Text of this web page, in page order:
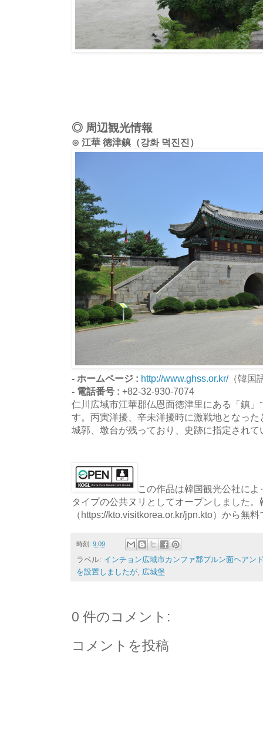
◎ 周辺観光情報
⊙ 江華 徳津鎮（강화 덕진진）
- ホームページ : http://www.ghss.or.kr/（韓国
- 電話番号 : +82-32-930-7074
仁川広域市江華郡仏恩面徳津里にある「鎮
す。丙寅洋擾、辛未洋擾時に激戦地となっ
城郭、墩台が残っており、史跡に指定されて
この作品は韓国観光公社に
タイプの公共ヌリとしてオープンしました。
（https://kto.visitkorea.or.kr/jpn.kto）から無
時刻: 9:09
ラベル: インチョン広域市カンファ郡プルン面ヘアン
を設置しましたが 広城堡
0 件のコメント:
コメントを投稿